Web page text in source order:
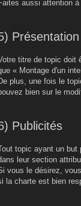
aussi attention
titre de topic doit
« Montage d'un
plus, une fois le
bien sur le
Publicités
topic ayant un but
leur section
vous le désirez,
la charte est bien